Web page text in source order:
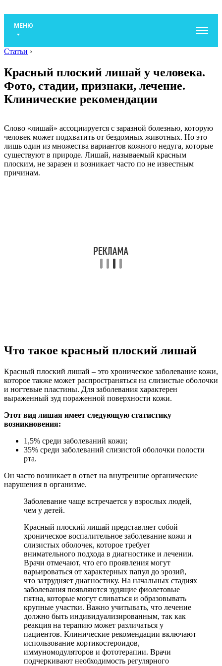
МЕНЮ
Статьи ›
Красный плоский лишай у человека.
Фото, стадии, признаки, лечение.
Клинические рекомендации
Слово «лишай» ассоциируется с заразной болезнью, которую
человек может подхватить от бездомных животных. Но это
лишь один из множества вариантов кожного недуга, которые
существуют в природе. Лишай, называемый красным
плоским, не заразен и возникает часто по не известным
причинам.
Что такое красный плоский лишай
Красный плоский лишай – это хроническое заболевание кожи,
которое также может распространяться на слизистые оболочки
и ногтевые пластины. Для заболевания характерен
выраженный зуд пораженной поверхности кожи.
Этот вид лишая имеет следующую статистику
возникновения:
1,5% среди заболеваний кожи;
35% среди заболеваний слизистой оболочки полости
рта.
Он часто возникает в ответ на внутренние органические
нарушения в организме.
Заболевание чаще встречается у взрослых людей,
чем у детей.
Красный плоский лишай представляет собой
хроническое воспалительное заболевание кожи и
слизистых оболочек, которое требует
внимательного подхода в диагностике и лечении.
Врачи отмечают, что его проявления могут
варьироваться от характерных папул до эрозий,
что затрудняет диагностику. На начальных стадиях
заболевания появляются зудящие фиолетовые
пятна, которые могут сливаться и образовывать
крупные участки. Важно учитывать, что лечение
должно быть индивидуализированным, так как
реакция на терапию может различаться у
пациентов. Клинические рекомендации включают
использование кортикостероидов,
иммуномодуляторов и фототерапии. Врачи
подчеркивают необходимость регулярного